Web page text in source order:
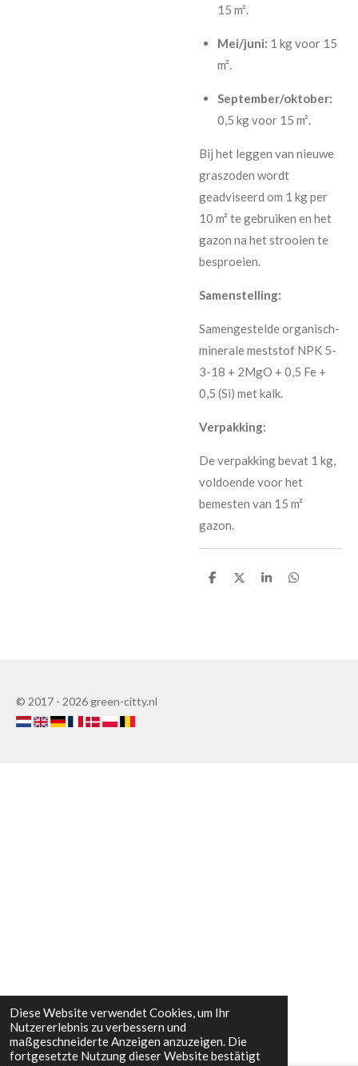
Diese Website verwendet Cookies, um Ihr
Nutzererlebnis zu verbessern und
maßgeschneiderte Anzeigen anzuzeigen. Die
fortgesetzte Nutzung dieser Website bestätigt
15 m².
Mei/juni: 1 kg voor 15
m².
September/oktober:
0,5 kg voor 15 m².
Bij het leggen van nieuwe
graszoden wordt
geadviseerd om 1 kg per
10 m² te gebruiken en het
gazon na het strooien te
besproeien.
Samenstelling:
Samengestelde organisch-
minerale meststof NPK 5-
3-18 + 2MgO + 0,5 Fe +
0,5 (Si) met kalk.
Verpakking:
De verpakking bevat 1 kg,
voldoende voor het
bemesten van 15 m²
gazon.
T
T
T
T
© 2017 - 2026 green-citty.nl